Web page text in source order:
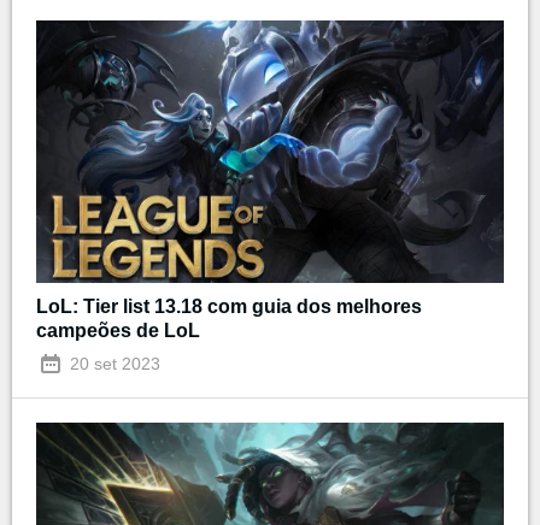
LoL: Tier list 13.18 com guia dos melhores
campeões de LoL
20 set 2023